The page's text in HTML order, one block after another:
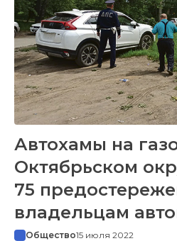
Автохамы на
Октябрьском
75
владельцам
Общество15 июля 2022